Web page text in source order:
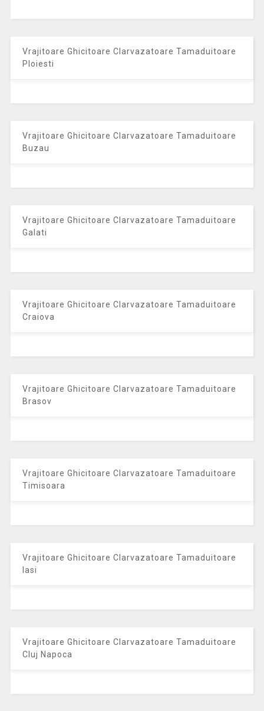
Vrajitoare Ghicitoare Clarvazatoare Tamaduitoare
Ploiesti
Vrajitoare Ghicitoare Clarvazatoare Tamaduitoare
Buzau
Vrajitoare Ghicitoare Clarvazatoare Tamaduitoare
Galati
Vrajitoare Ghicitoare Clarvazatoare Tamaduitoare
Craiova
Vrajitoare Ghicitoare Clarvazatoare Tamaduitoare
Brasov
Vrajitoare Ghicitoare Clarvazatoare Tamaduitoare
Timisoara
Vrajitoare Ghicitoare Clarvazatoare Tamaduitoare
Iasi
Vrajitoare Ghicitoare Clarvazatoare Tamaduitoare
Cluj Napoca